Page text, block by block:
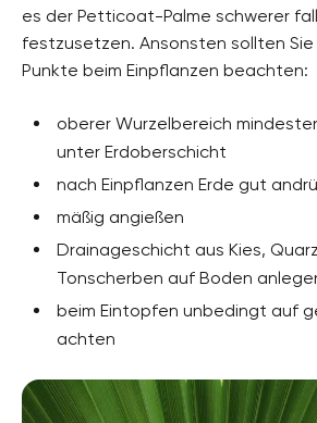
es der Petticoat-Palme schwerer
festzusetzen. Ansonsten sollten
Punkte beim Einpflanzen beachten:
oberer Wurzelbereich
unter Erdoberschicht
nach Einpflanzen Erde gut
mäßig angießen
Drainageschicht aus Kies,
Tonscherben auf Boden
beim Eintopfen unbedingt auf
achten